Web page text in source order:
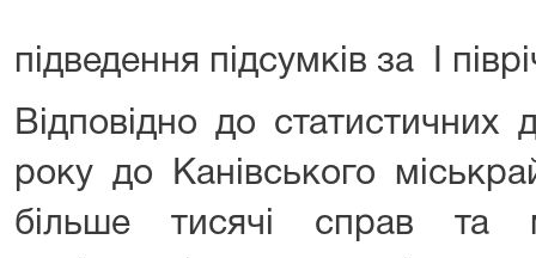
підведення підсумків за І
Відповідно до статистичних
року до Канівського
більше тисячі справ та